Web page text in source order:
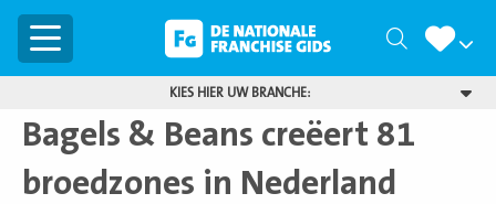
Menu Zoeken
KIES HIER UW BRANCHE:
Bagels & Beans creëert 81
broedzones in Nederland